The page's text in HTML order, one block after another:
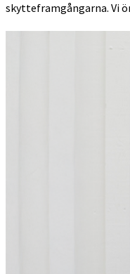
skytteframgångarna. Vi